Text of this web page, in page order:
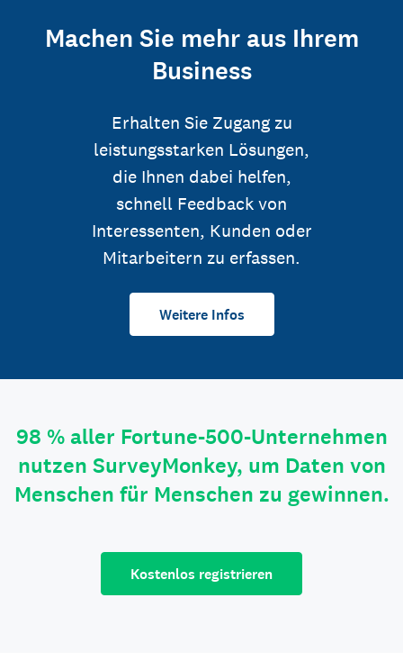
Machen Sie mehr aus Ihrem
Business
Erhalten Sie Zugang zu
leistungsstarken Lösungen,
die Ihnen dabei helfen,
schnell Feedback von
Interessenten, Kunden oder
Mitarbeitern zu erfassen.
Weitere Infos
98 % aller Fortune-500-Unternehmen
nutzen SurveyMonkey, um Daten von
Menschen für Menschen zu gewinnen.
Kostenlos registrieren